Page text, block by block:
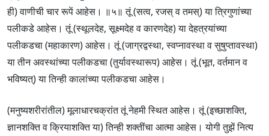
ही) वाणीची चार रूपें आहेस। ॥५॥ तूं (सत्व, रजस् व तमस्) या त्रिगुणांच्या
पलीकडे आहेस। तूं (स्थूलदेह, सूक्ष्मदेह व कारणदेह) या देहत्रयांच्या
पलीकडचा (महाकारण) आहेस। तूं (जाग्रद्वस्था, स्वप्नावस्था व सुषुप्तावस्था)
या तीन अवस्थांच्या पलीकडचा (तुर्यावस्थारूप) आहेस। तूं (भूत, वर्तमान व
भविष्यत्) या तिन्ही कालांच्या पलीकडचा आहेस।
(मनुष्यशरीरांतील) मूलाधारचक्रांत तूं नेहमी स्थित आहेस। तूं (इच्छाशक्ति,
ज्ञानशक्ति व क्रियाशक्ति या) तिन्ही शक्तींचा आत्मा आहेस। योगी तुझें नित्य